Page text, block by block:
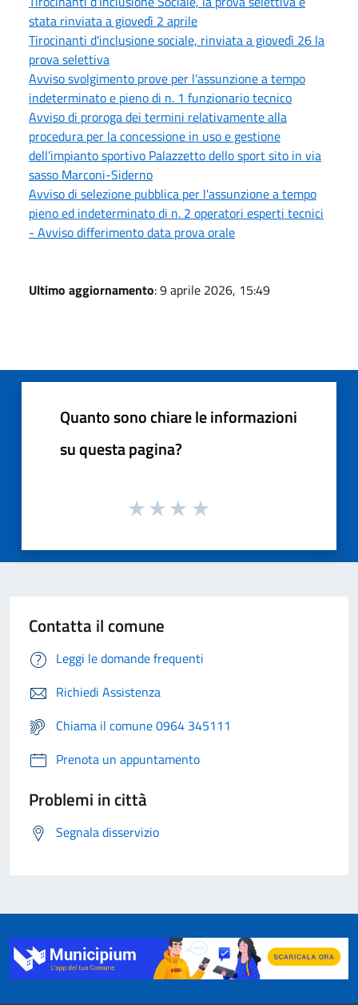
stata rinviata a giovedì 2 aprile
Tirocinanti d'inclusione sociale, rinviata a giovedì 26 la
prova selettiva
Avviso svolgimento prove per l’assunzione a tempo
indeterminato e pieno di n. 1 funzionario tecnico
Avviso di proroga dei termini relativamente alla
procedura per la concessione in uso e gestione
dell’impianto sportivo Palazzetto dello sport sito in via
sasso Marconi-Siderno
Avviso di selezione pubblica per l'assunzione a tempo
pieno ed indeterminato di n. 2 operatori esperti tecnici
- Avviso differimento data prova orale
Ultimo aggiornamento: 9 aprile 2026, 15:49
Quanto sono chiare le informazioni
su questa pagina?
Contatta il comune
Leggi le domande frequenti
Richiedi Assistenza
Chiama il comune 0964 345111
Prenota un appuntamento
Problemi in città
Segnala disservizio